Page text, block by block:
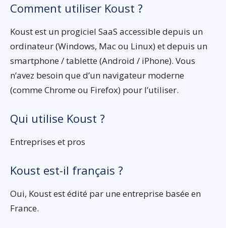
Comment utiliser Koust ?
Koust est un progiciel SaaS accessible depuis un
ordinateur (Windows, Mac ou Linux) et depuis un
smartphone / tablette (Android / iPhone). Vous
n’avez besoin que d’un navigateur moderne
(comme Chrome ou Firefox) pour l’utiliser.
Qui utilise Koust ?
Entreprises et pros
Koust est-il français ?
Oui, Koust est édité par une entreprise basée en
France.